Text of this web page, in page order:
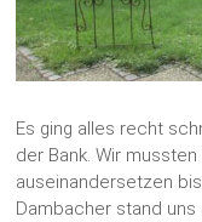
Es ging alles recht
der Bank. Wir
auseinandersetzen
Dambacher stand uns